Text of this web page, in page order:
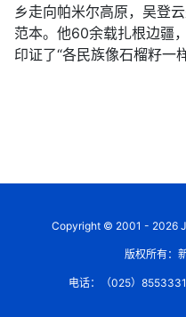
乡走向帕米尔高原，吴登
范本。他60余载扎根边疆
印证了“各民族像石榴籽一
Copyright © 2001 - 2026
版权所有：
电话：（025）